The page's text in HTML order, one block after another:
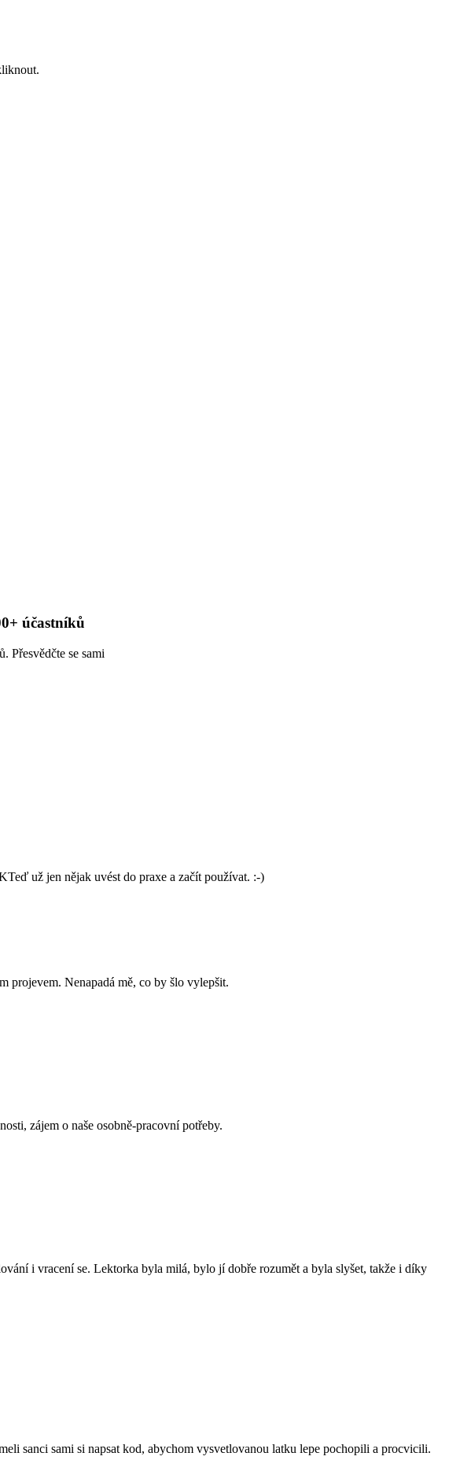
účastníků
Přesvědčte se sami
už jen nějak uvést do praxe a začít používat. :-)
projevem. Nenapadá mě, co by šlo vylepšit.
zájem o naše osobně-pracovní potřeby.
i vracení se. Lektorka byla milá, bylo jí dobře rozumět a byla slyšet, takže i díky
sanci sami si napsat kod, abychom vysvetlovanou latku lepe pochopili a procvicili.